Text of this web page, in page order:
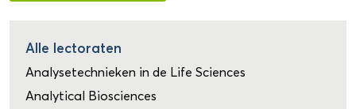
Alle lectoraten
Analysetechnieken in de Life Sciences
Analytical Biosciences